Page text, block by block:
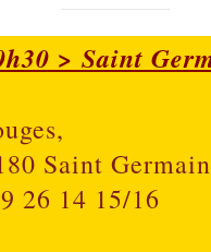
> Saint
Saint
26 14 15/16